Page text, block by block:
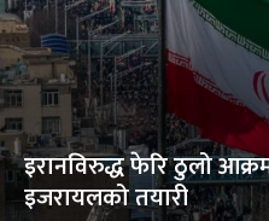
इरानविरुद्ध फेरि ठुलो
इजरायलको तयारी